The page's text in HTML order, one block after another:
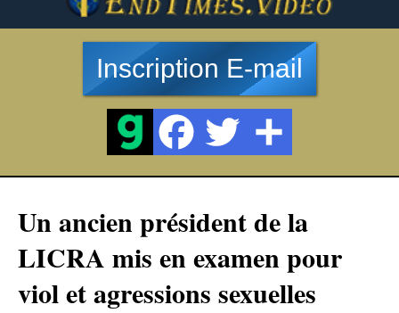
Inscription E-mail
Un ancien président de la
LICRA mis en examen pour
viol et agressions sexuelles